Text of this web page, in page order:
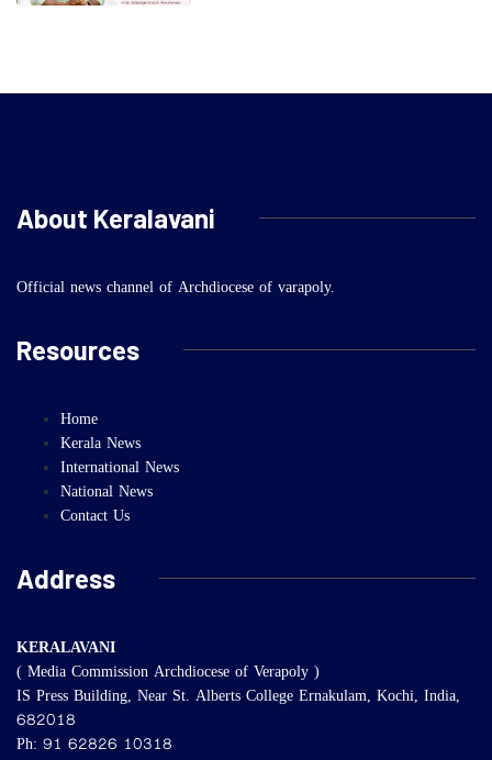
About Keralavani
Official news channel of Archdiocese of varapoly.
Resources
Home
Kerala News
International News
National News
Contact Us
Address
KERALAVANI
( Media Commission Archdiocese of Verapoly )
IS Press Building, Near St. Alberts College Ernakulam, Kochi, India,
682018
Ph: 91 62826 10318